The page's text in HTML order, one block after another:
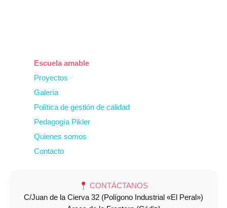
Escuela amable
Proyectos
Galería
Política de gestión de calidad
Pedagogía Pikler
Quienes somos
Contacto
CONTÁCTANOS
C/Juan de la Cierva 32 (Polígono Industrial «El Peral»)